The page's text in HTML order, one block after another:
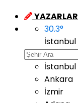
YAZARLAR
30.3°
İstanbul
İstanbul
Ankara
İzmir